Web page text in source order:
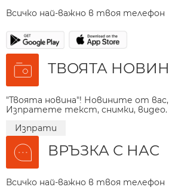
Всичко най-важно в твоя телефон
ТВОЯТА
"Твоята новина"! Новините от
Изпратете текст, снимки, видео.
Изпрати
ВРЪЗКА С НАС
Всичко най-важно в твоя телефон